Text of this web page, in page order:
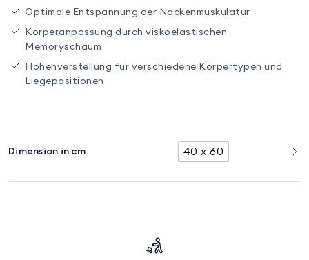
Optimale Entspannung der Nackenmuskulatur
Körperanpassung durch viskoelastischen
Memoryschaum
Höhenverstellung für verschiedene Körpertypen und
Liegepositionen
Dimension in cm 40 x 60